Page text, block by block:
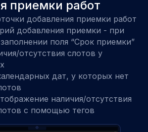
приемки работ
добавления приемки работ
добавления приемки - при
поля “Срок приемки”
отсутствия слотов у
дат, у которых нет
наличия/отсутствия
с помощью тегов